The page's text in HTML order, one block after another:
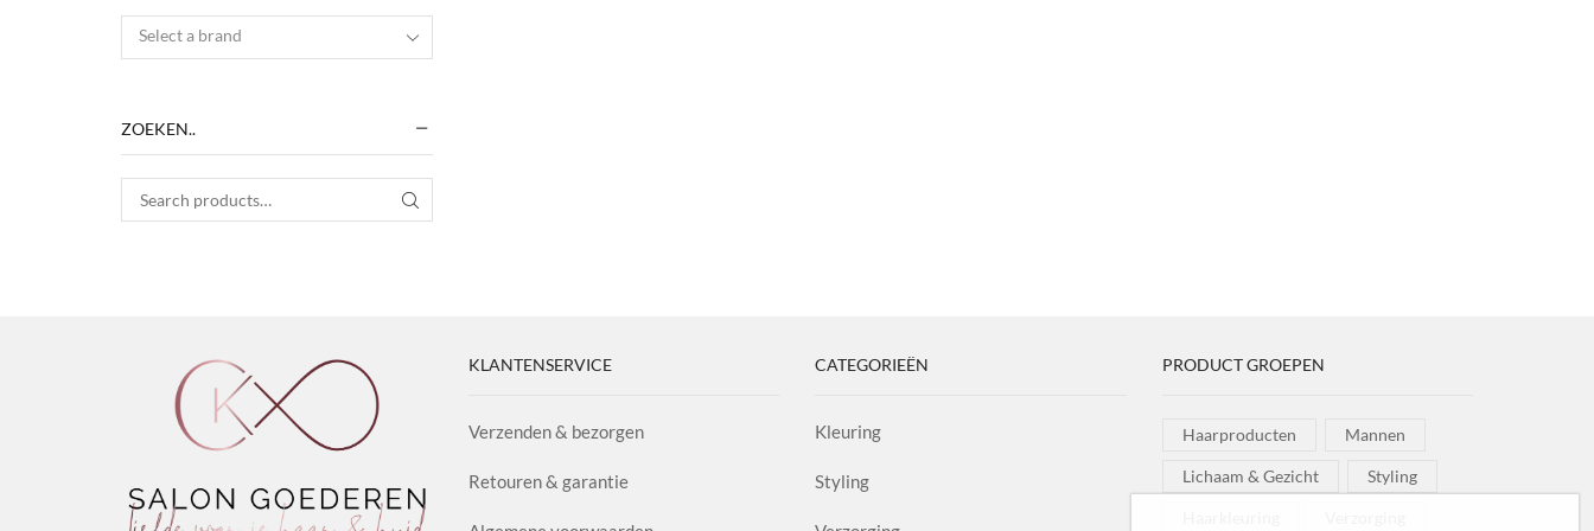
Select a brand
ZOEKEN..
Search for: SEARCH
KLANTENSERVICE
Verzenden & bezorgen
Retouren & garantie
CATEGORIEËN
Kleuring
Styling
PRODUCT GROEPEN
Haarproducten Mannen
Lichaam & Gezicht Styling